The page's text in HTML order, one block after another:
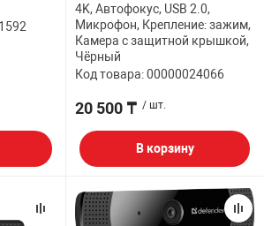
4K, Автофокус, USB 2.0,
Микрофон, Крепление: зажим,
Камера с защитной крышкой,
Чёрный
Код товара: 00000024066
20 500 ₸ / шт.
В корзину